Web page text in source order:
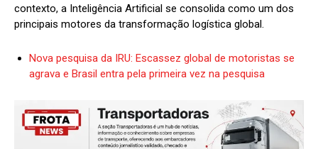
contexto, a Inteligência Artificial se consolida como um dos
principais motores da transformação logística global.
Nova pesquisa da IRU: Escassez global de motoristas se
agrava e Brasil entra pela primeira vez na pesquisa